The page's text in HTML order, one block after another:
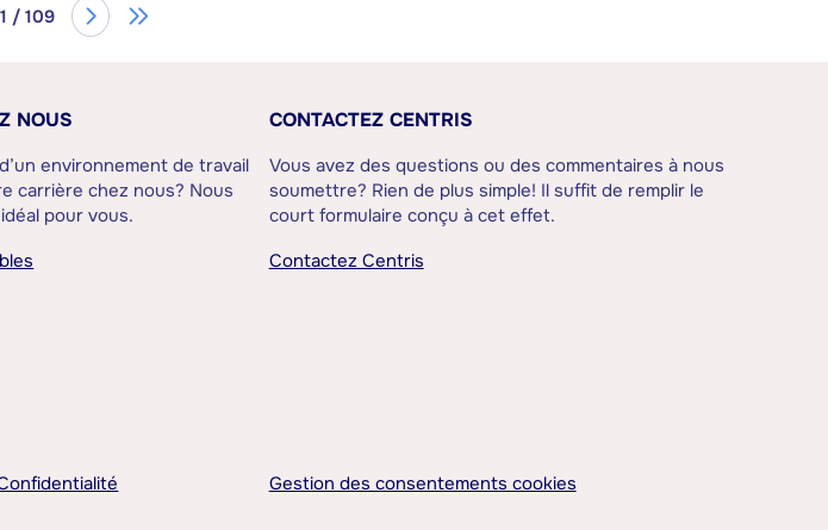
1 / 109
NOUS
environnement de travail
carrière chez nous? Nous
pour vous.
CONTACTEZ CENTRIS
Vous avez des questions ou des commentaires à nous
soumettre? Rien de plus simple! Il suffit de remplir le
court formulaire conçu à cet effet.
Contactez Centris
Gestion des consentements cookies